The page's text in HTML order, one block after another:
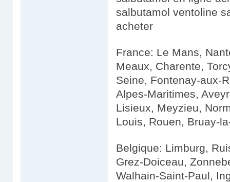
salbutamol ventoline
acheter
France: Le Mans,
Meaux, Charente,
Seine, Fontenay-aux-
Alpes-Maritimes,
Lisieux, Meyzieu,
Louis, Rouen, Bruay-
Belgique: Limburg,
Grez-Doiceau,
Walhain-Saint-Paul,